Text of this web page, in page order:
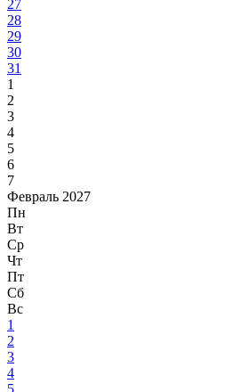
27
28
29
30
31
1
2
3
4
5
6
7
Февраль 2027
Пн
Вт
Ср
Чт
Пт
Сб
Вс
1
2
3
4